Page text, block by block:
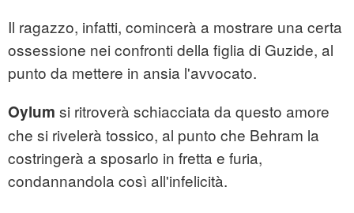
Il ragazzo, infatti, comincerà a mostrare una certa
ossessione nei confronti della figlia di Guzide, al
punto da mettere in ansia l'avvocato.
Oylum si ritroverà schiacciata da questo amore
che si rivelerà tossico, al punto che Behram la
costringerà a sposarlo in fretta e furia,
condannandola così all'infelicità.